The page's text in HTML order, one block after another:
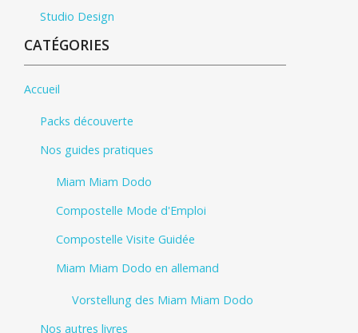
Studio Design
CATÉGORIES
Accueil
Packs découverte
Nos guides pratiques
Miam Miam Dodo
Compostelle Mode d'Emploi
Compostelle Visite Guidée
Miam Miam Dodo en allemand
Vorstellung des Miam Miam Dodo
Nos autres livres